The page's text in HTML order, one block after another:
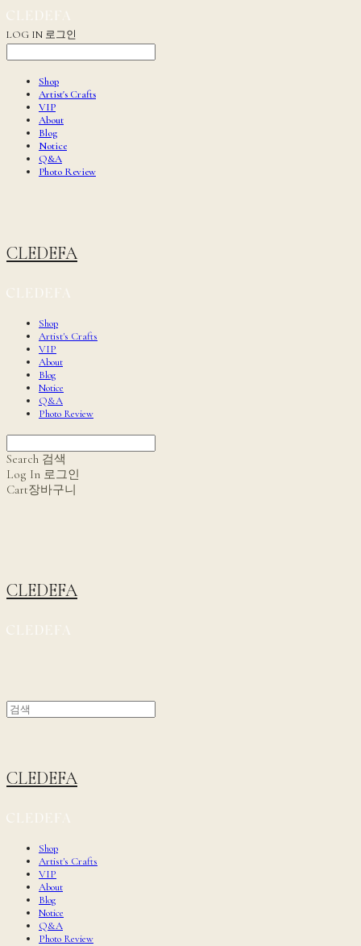
LOG IN 로그인
Shop
Artist's Crafts
VIP
About
Blog
Notice
Q&A
Photo Review
CLEDEFA
Shop
Artist's Crafts
VIP
About
Blog
Notice
Q&A
Photo Review
Search 검색
Log In 로그인
Cart장바구니
CLEDEFA
CLEDEFA
Shop
Artist's Crafts
VIP
About
Blog
Notice
Q&A
Photo Review